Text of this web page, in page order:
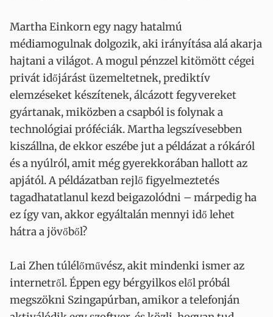
Martha Einkorn egy nagy hatalmú
médiamogulnak dolgozik, aki irányítása alá akarja
hajtani a világot. A mogul pénzzel kitömött cégei
privát időjárást üzemeltetnek, prediktív
elemzéseket készítenek, álcázott fegyvereket
gyártanak, miközben a csapból is folynak a
technológiai próféciák. Martha legszívesebben
kiszállna, de ekkor eszébe jut a példázat a rókáról
és a nyúlról, amit még gyerekkorában hallott az
apjától. A példázatban rejlő figyelmeztetés
tagadhatatlanul kezd beigazolódni – márpedig ha
ez így van, akkor egyáltalán mennyi idő lehet
hátra a jövőből?
Lai Zhen túlélőművész, akit mindenki ismer az
internetről. Éppen egy bérgyilkos elől próbál
megszökni Szingapúrban, amikor a telefonján